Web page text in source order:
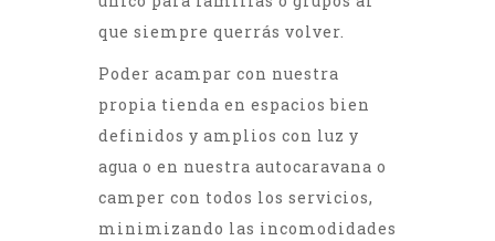
que siempre querrás volver.
Poder acampar con nuestra
propia tienda en espacios bien
definidos y amplios con luz y
agua o en nuestra autocaravana o
camper con todos los servicios,
minimizando las incomodidades